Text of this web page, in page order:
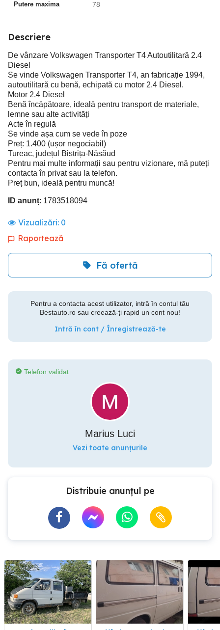
Putere maxima 78
Descriere
De vânzare Volkswagen Transporter T4 Autoutilitară 2.4
Diesel
Se vinde Volkswagen Transporter T4, an fabricație 1994,
autoutilitară cu benă, echipată cu motor 2.4 Diesel.
Motor 2.4 Diesel
Benă încăpătoare, ideală pentru transport de materiale,
lemne sau alte activități
Acte în regulă
Se vinde așa cum se vede în poze
Preț: 1.400 (ușor negociabil)
Tureac, județul Bistrița-Năsăud
Pentru mai multe informații sau pentru vizionare, mă puteți
contacta în privat sau la telefon.
Preț bun, ideală pentru muncă!
ID anunț: 1783518094
Vizualizări: 0
Raportează
Fă ofertă
Pentru a contacta acest utilizator, intră în contul tău
Bestauto.ro sau creează-ți rapid un cont nou!
Intră în cont / Înregistrează-te
Telefon validat
Marius Luci
Vezi toate anunțurile
Distribuie anunțul pe